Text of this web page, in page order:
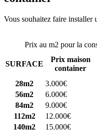
Vous souhaitez faire installer
Prix au m2 pour la
SURFACE
Prix maison
container
28m2
3.000€
56m2
6.000€
84m2
9.000€
112m2
12.000€
140m2
15.000€